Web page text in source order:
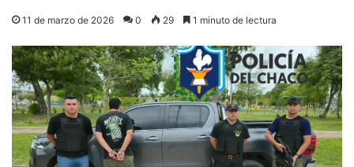
11 de marzo de 2026 0 29 1 minuto de lectura